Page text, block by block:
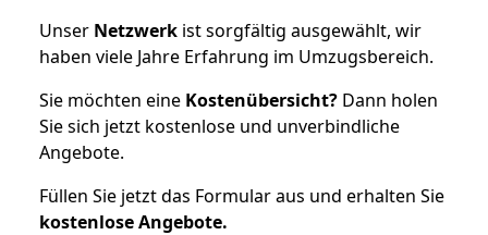
Unser Netzwerk ist sorgfältig ausgewählt, wir
haben viele Jahre Erfahrung im Umzugsbereich.
Sie möchten eine Kostenübersicht? Dann holen
Sie sich jetzt kostenlose und unverbindliche
Angebote.
Füllen Sie jetzt das Formular aus und erhalten Sie
kostenloseAngebote.